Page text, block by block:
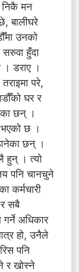
निकै मन
बालीघरे
उनको
सरुवा हुँदा
डराए ।
परे,
घर र
छन् ।
भएको छ ।
छन् ।
हुन् । त्यो
पनि चानचुने
कर्मचारी
र सबै
गर्ने अधिकार
हो, उनैले
पनि
र खोस्ने